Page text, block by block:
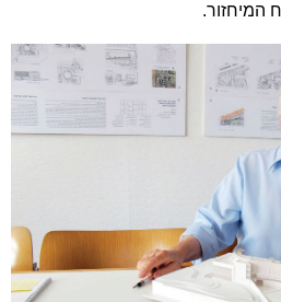
המיחזור.